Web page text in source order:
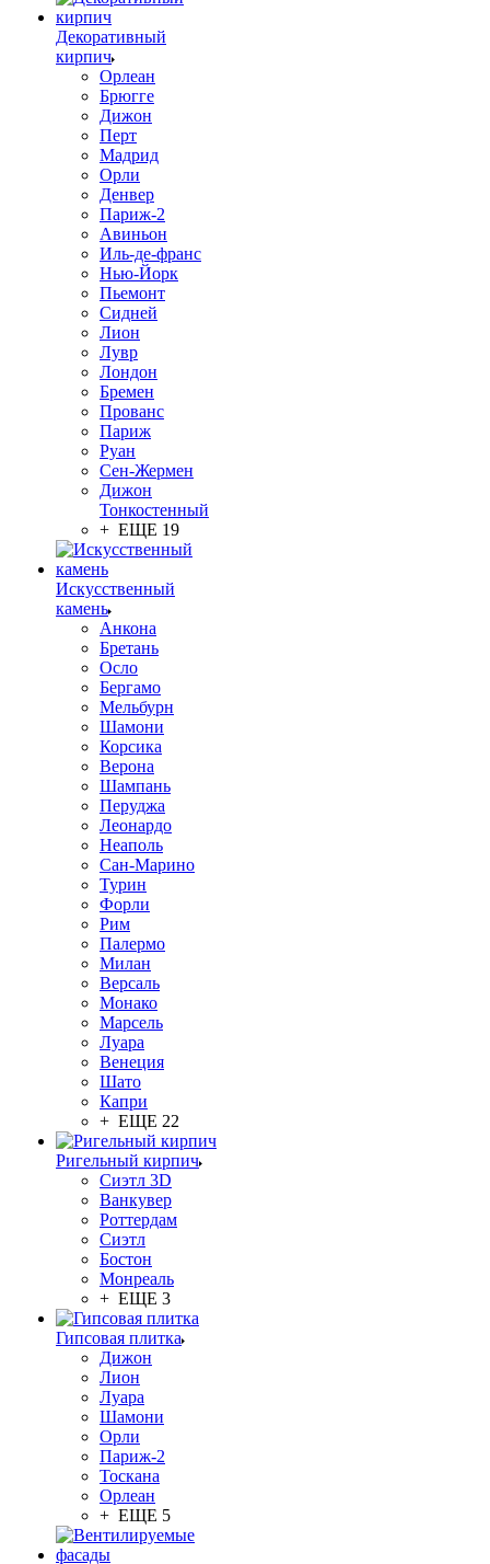
Декоративный
кирпич
Орлеан
Брюгге
Дижон
Перт
Мадрид
Орли
Денвер
Париж-2
Авиньон
Иль-де-франс
Нью-Йорк
Пьемонт
Сидней
Лион
Лувр
Лондон
Бремен
Прованс
Париж
Руан
Сен-Жермен
Дижон
Тонкостенный
+ ЕЩЕ 19
Искусственный
камень
Анкона
Бретань
Осло
Бергамо
Мельбурн
Шамони
Корсика
Верона
Шампань
Перуджа
Леонардо
Неаполь
Сан-Марино
Турин
Форли
Рим
Палермо
Милан
Версаль
Монако
Марсель
Луара
Венеция
Шато
Капри
+ ЕЩЕ 22
Ригельный кирпич
Сиэтл 3D
Ванкувер
Роттердам
Сиэтл
Бостон
Монреаль
+ ЕЩЕ 3
Гипсовая плитка
Дижон
Лион
Луара
Шамони
Орли
Париж-2
Тоскана
Орлеан
+ ЕЩЕ 5